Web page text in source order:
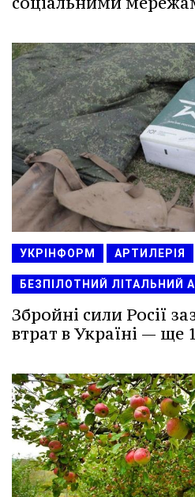
УКРІНФОРМ АРТИЛЕРІЯ
БЕЗПІЛОТНИЙ ЛІТАЛЬНИЙ
Збройні сили Росії
втрат в Україні — ще